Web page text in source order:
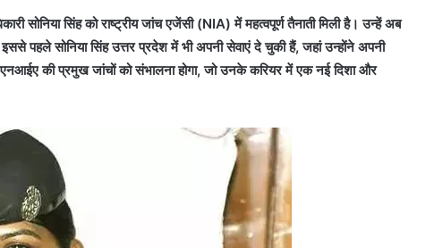
सोनिया सिंह को राष्ट्रीय जांच एजेंसी (NIA) में महत्वपूर्ण तैनाती मिली है। उन्हें अब
पहले सोनिया सिंह उत्तर प्रदेश में भी अपनी सेवाएं दे चुकी हैं, जहां उन्होंने अपनी
एनआईए की प्रमुख जांचों को संभालना होगा, जो उनके करियर में एक नई दिशा और